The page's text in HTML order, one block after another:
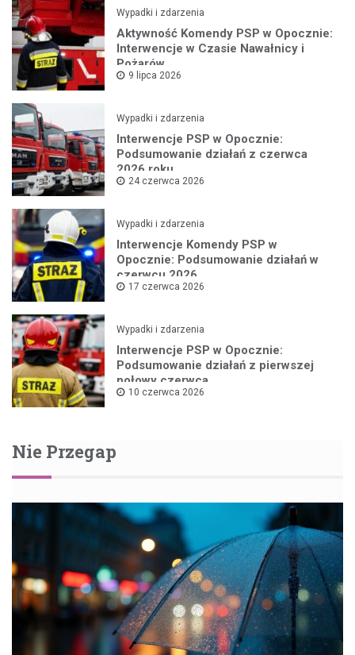
Wypadki i zdarzenia
Aktywność Komendy PSP w Opocznie:
Interwencje w Czasie Nawałnicy i
Pożarów
9 lipca 2026
Wypadki i zdarzenia
Interwencje PSP w Opocznie:
Podsumowanie działań z czerwca
2026 roku
24 czerwca 2026
Wypadki i zdarzenia
Interwencje Komendy PSP w
Opocznie: Podsumowanie działań w
czerwcu 2026
17 czerwca 2026
Wypadki i zdarzenia
Interwencje PSP w Opocznie:
Podsumowanie działań z pierwszej
połowy czerwca
10 czerwca 2026
Nie Przegap